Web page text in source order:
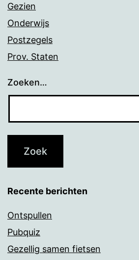
Gezien
Onderwijs
Postzegels
Prov. Staten
Zoeken…
Recente berichten
Ontspullen
Pubquiz
Gezellig samen fietsen